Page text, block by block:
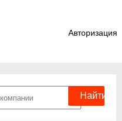
Авторизация